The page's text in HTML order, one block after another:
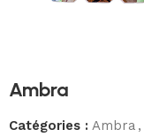
Ambra
Catégories : Ambra ,